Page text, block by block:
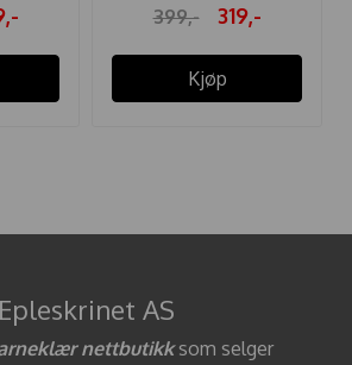
399,- 319,-
Kjøp
Epleskrinet AS
nettbutikksom selger